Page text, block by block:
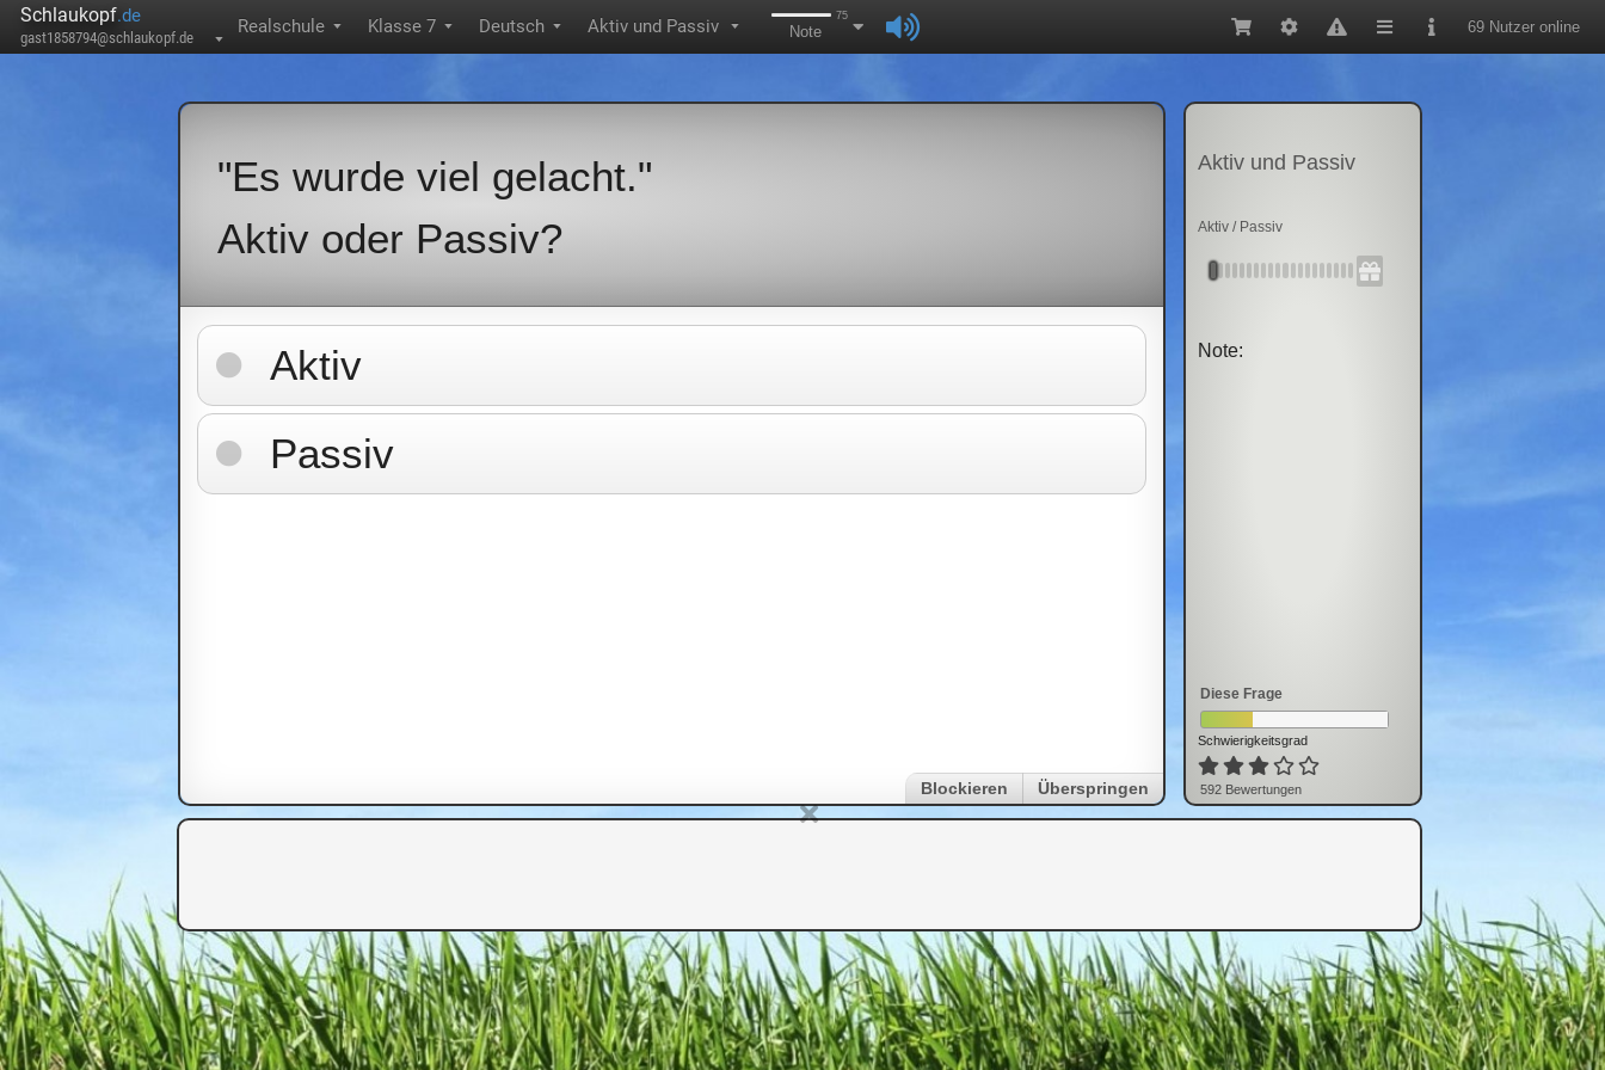
Schlaukopf.de
gast1858794@schlaukopf.de ▼
Realschule ▼ Klasse 7 ▼ Deutsch ▼ Aktiv und Passiv ▼
75
Note 69 Nutzer online
"Es wurde viel gelacht."
Aktiv oder Passiv?
Aktiv
Passiv
Blockieren Überspringen
Aktiv und Passiv
Aktiv / Passiv
Note:
Diese Frage
Schwierigkeitsgrad
592 Bewertungen